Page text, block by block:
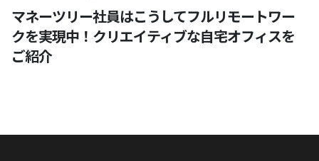
マネーツリー社員はこうしてフルリモートワー
クを実現中！クリエイティブな自宅オフィスを
ご紹介